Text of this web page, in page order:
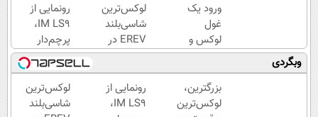
ورود یک
غول
لوکس و
هوشمند
به ایران،
IM LS9
رسماً
لوکس‌ترین
شاسی‌بلند
EREV در
ایران،
توسط نیکا
موتور
رونمایی
رونمایی از
IM LS9،
پرچم‌دار
فوق‌لوکس
EREV
وارد بازار
ایران شد
وبگردی
بزرگترین،
لوکس‌ترین
رونمایی از
IM LS9،
لوکس‌ترین
شاسی‌بلند